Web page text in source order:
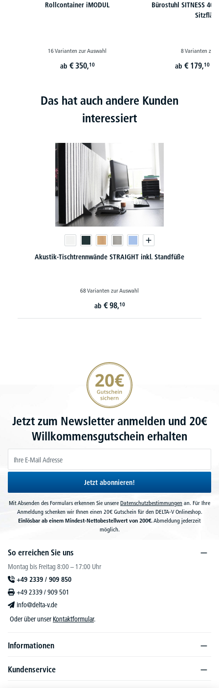
Rollcontainer iMODUL
16 Varianten zur Auswahl
ab € 350,10
Bürostuhl SITNESS 40
8 Varianten zur
ab € 179,10
Das hat auch andere Kunden
interessiert
Akustik-Tischtrennwände STRAIGHT inkl. Standfüße
68 Varianten zur Auswahl
ab € 98,10
20€ Gutschein sichern
Jetzt zum Newsletter anmelden und 20€
Willkommensgutschein erhalten
Jetzt abonnieren!
Mit Absenden des Formulars erkennen Sie unsere Datenschutzbestimmungen an. Für Ihre
Anmeldung schenken wir Ihnen einen 20€ Gutschein für den DELTA-V Onlineshop.
Einlösbar ab einem Mindest-Nettobestellwert von 200€.Abmeldung jederzeit
möglich.
So erreichen Sie uns
Montag bis Freitag 8:00 – 17:00 Uhr
+49 2339 / 909 850
+49 2339 / 909 501
info@delta-v.de
Oder über unser Kontaktformular.
Informationen
Kundenservice